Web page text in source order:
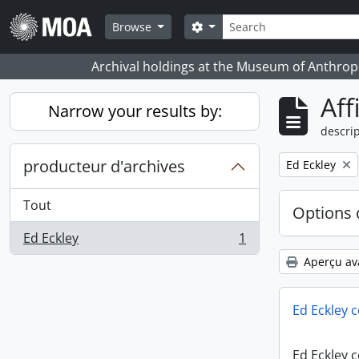
Skip to main content
Browse
Rechercher
Search options
Archival holdings at the Museum of
Narrow your results by:
producteur d'archives
Tout
Ed Eckley
, 1 résultats 1
Remove filter:
Ed Eckley
Options
Aperçu
Ed Eckley
Ed Eckley